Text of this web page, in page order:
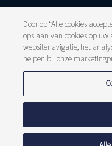
Juridische info
Disclaimer
Klacht
Klokkenluiders
Tarieven
Cookiebeleid
Meldpunt fraude
Door op “Alle cookies
opslaan van cookies op
websitenavigatie, het
helpen bij onze